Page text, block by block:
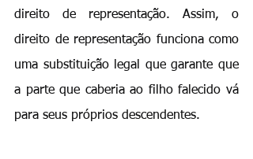
direito de representação. Assim, o
direito de representação funciona como
uma substituição legal que garante que
a parte que caberia ao filho falecido vá
para seus próprios descendentes.